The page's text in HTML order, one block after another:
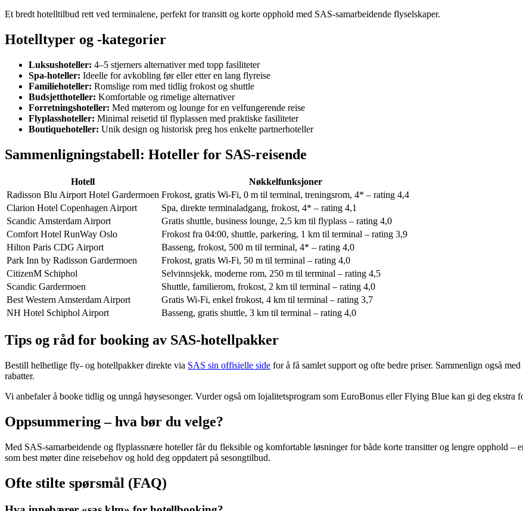
Et bredt hotelltilbud rett ved terminalene, perfekt for transitt og korte opphold med SAS-samarbeidende flyselskaper.
Hotelltyper og -kategorier
Luksushoteller: 4–5 stjerners alternativer med topp fasiliteter
Spa-hoteller: Ideelle for avkobling før eller etter en lang flyreise
Familiehoteller: Romslige rom med tidlig frokost og shuttle
Budsjetthoteller: Komfortable og rimelige alternativer
Forretningshoteller: Med møterom og lounge for en velfungerende reise
Flyplasshoteller: Minimal reisetid til flyplassen med praktiske fasiliteter
Boutiquehoteller: Unik design og historisk preg hos enkelte partnerhoteller
Sammenligningstabell: Hoteller for SAS-reisende
Hotell
Nøkkelfunksjoner
Radisson Blu Airport Hotel Gardermoen Frokost, gratis Wi-Fi, 0 m til terminal, treningsrom, 4* – rating 4,4
Clarion Hotel Copenhagen Airport
Spa, direkte terminaladgang, frokost, 4* – rating 4,1
Scandic Amsterdam Airport
Gratis shuttle, business lounge, 2,5 km til flyplass – rating 4,0
Comfort Hotel RunWay Oslo
Frokost fra 04:00, shuttle, parkering, 1 km til terminal – rating 3,9
Hilton Paris CDG Airport
Basseng, frokost, 500 m til terminal, 4* – rating 4,0
Park Inn by Radisson Gardermoen
Frokost, gratis Wi-Fi, 50 m til terminal – rating 4,0
CitizenM Schiphol
Selvinnsjekk, moderne rom, 250 m til terminal – rating 4,5
Scandic Gardermoen
Shuttle, familierom, frokost, 2 km til terminal – rating 4,0
Best Western Amsterdam Airport
Gratis Wi-Fi, enkel frokost, 4 km til terminal – rating 3,7
NH Hotel Schiphol Airport
Basseng, gratis shuttle, 3 km til terminal – rating 4,0
Tips og råd for booking av SAS-hotellpakker
Bestill helhetlige fly- og hotellpakker direkte via SAS sin offisielle side for å få samlet support og ofte bedre priser. Sammenlign også
rabatter.
Vi anbefaler å booke tidlig og unngå høysesonger. Vurder også om lojalitetsprogram som EuroBonus eller Flying Blue kan gi deg ekstra
Oppsummering – hva bør du velge?
Med SAS-samarbeidende og flyplassnære hoteller får du fleksible og komfortable løsninger for både korte transitter og lengre opphold –
som best møter dine reisebehov og hold deg oppdatert på sesongtilbud.
Ofte stilte spørsmål (FAQ)